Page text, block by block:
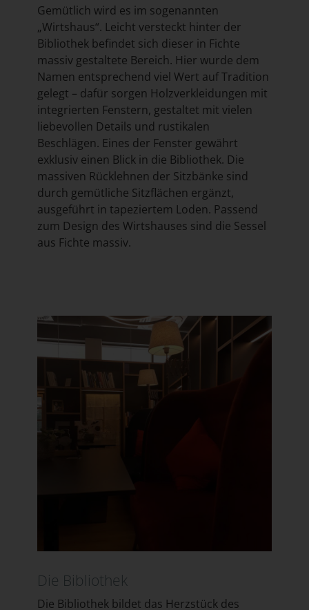
Gemütlich wird es im sogenannten
„Wirtshaus“. Leicht versteckt hinter der
Bibliothek befindet sich dieser in Fichte
massiv gestaltete Bereich. Hier wurde dem
Namen entsprechend viel Wert auf Tradition
gelegt – dafür sorgen Holzverkleidungen mit
integrierten Fenstern, gestaltet mit vielen
liebevollen Details und rustikalen
Beschlägen. Eines der Fenster gewährt
exklusiv einen Blick in die Bibliothek. Die
massiven Rücklehnen der Sitzbänke sind
durch gemütliche Sitzflächen ergänzt,
ausgeführt in tapeziertem Loden. Passend
zum Design des Wirtshauses sind die Sessel
aus Fichte massiv.
Die Bibliothek
Die Bibliothek bildet das Herzstück des